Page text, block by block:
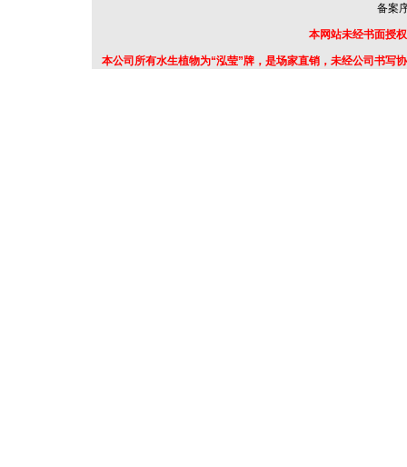
备案序
本网站未经书面授
本公司所有水生植物为“泓莹”牌，是场家直销，未经公司书写